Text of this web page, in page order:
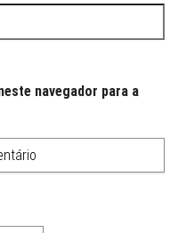
navegador para a